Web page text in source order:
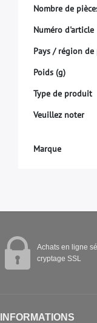
Nombre de pièce
Numéro d'article
Pays / région de
Poids (g)
Type de produit
Veuillez noter
Marque
Achats en ligne
cryptage SSL
INFORMATIONS